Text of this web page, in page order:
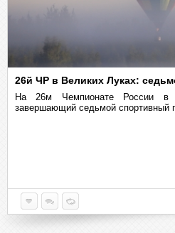
26й ЧР в Великих Луках:
На 26м Чемпионате России в
завершающий седьмой спортивный